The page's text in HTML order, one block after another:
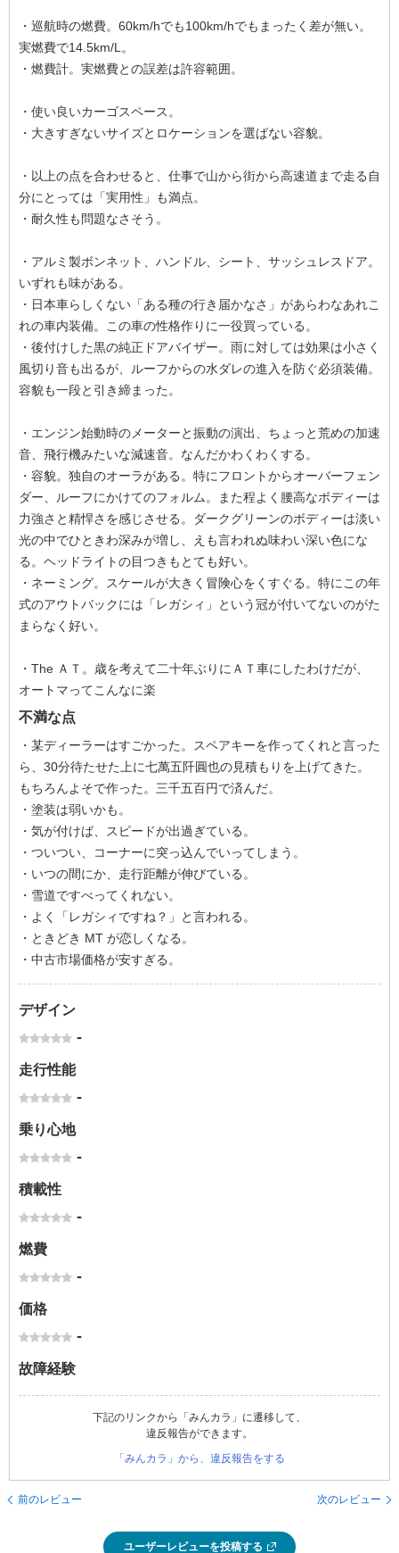
・巡航時の燃費。60km/hでも100km/hでもまったく差が無い。
実燃費で14.5km/L。
・燃費計。実燃費との誤差は許容範囲。
・使い良いカーゴスペース。
・大きすぎないサイズとロケーションを選ばない容貌。
・以上の点を合わせると、仕事で山から街から高速道まで走る自
分にとっては「実用性」も満点。
・耐久性も問題なさそう。
・アルミ製ボンネット、ハンドル、シート、サッシュレスドア。
いずれも味がある。
・日本車らしくない「ある種の行き届かなさ」があらわなあれこ
れの車内装備。この車の性格作りに一役買っている。
・後付けした黒の純正ドアバイザー。雨に対しては効果は小さく
風切り音も出るが、ルーフからの水ダレの進入を防ぐ必須装備。
容貌も一段と引き締まった。
・エンジン始動時のメーターと振動の演出、ちょっと荒めの加速
音、飛行機みたいな減速音。なんだかわくわくする。
・容貌。独自のオーラがある。特にフロントからオーバーフェン
ダー、ルーフにかけてのフォルム。また程よく腰高なボディーは
力強さと精悍さを感じさせる。ダークグリーンのボディーは淡い
光の中でひときわ深みが増し、えも言われぬ味わい深い色にな
る。ヘッドライトの目つきもとても好い。
・ネーミング。スケールが大きく冒険心をくすぐる。特にこの年
式のアウトバックには「レガシィ」という冠が付いてないのがた
まらなく好い。
・The ＡＴ。歳を考えて二十年ぶりにＡＴ車にしたわけだが、
オートマってこんなに楽
不満な点
・某ディーラーはすごかった。スペアキーを作ってくれと言った
ら、30分待たせた上に七萬五阡圓也の見積もりを上げてきた。
もちろんよそで作った。三千五百円で済んだ。
・塗装は弱いかも。
・気が付けば、スピードが出過ぎている。
・ついつい、コーナーに突っ込んでいってしまう。
・いつの間にか、走行距離が伸びている。
・雪道ですべってくれない。
・よく「レガシィですね？」と言われる。
・ときどき MT が恋しくなる。
・中古市場価格が安すぎる。
デザイン
-
走行性能
-
乗り心地
-
積載性
-
燃費
-
価格
-
故障経験
下記のリンクから「みんカラ」に遷移して、
違反報告ができます。
「みんカラ」から、違反報告をする
前のレビュー 次のレビュー
ユーザーレビューを投稿する